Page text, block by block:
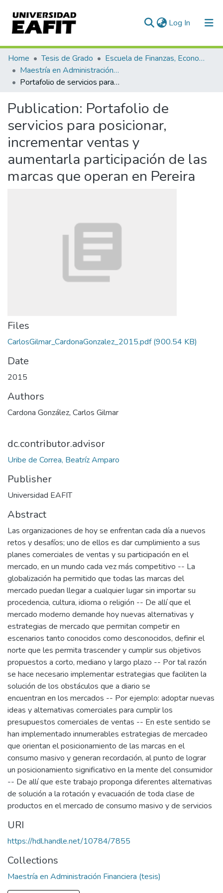
Log In (current)
Communities & Collections
All of DSpace
Home Tesis de Grado
Escuela de Finanzas, Economía y Gobierno
Maestría en Administración Financiera (tesis)
Portafolio de servicios para posicionar, incrementar ventas y aumentarla participación de las marcas que operan en Pereira
Publication: Portafolio de
servicios para posicionar,
incrementar ventas y
aumentarla participación de las
marcas que operan en Pereira
Files
CarlosGilmar_CardonaGonzalez_2015.pdf(900.54 KB)
Date
2015
Authors
Cardona González, Carlos Gilmar
dc.contributor.advisor
Uribe de Correa, Beatríz Amparo
Publisher
Universidad EAFIT
Abstract
Las organizaciones de hoy se enfrentan cada día a nuevos
retos y desafíos; uno de ellos es dar cumplimiento a sus
planes comerciales de ventas y su participación en el
mercado, en un mundo cada vez más competitivo -- La
globalización ha permitido que todas las marcas del
mercado puedan llegar a cualquier lugar sin importar su
procedencia, cultura, idioma o religión -- De allí que el
mercado moderno demande hoy nuevas alternativas y
estrategias de mercado que permitan competir en
escenarios tanto conocidos como desconocidos, definir el
norte que les permita trascender y cumplir sus objetivos
propuestos a corto, mediano y largo plazo -- Por tal razón
se hace necesario implementar estrategias que faciliten la
solución de los obstáculos que a diario se
encuentran en los mercados -- Por ejemplo: adoptar nuevas
ideas y alternativas comerciales para cumplir los
presupuestos comerciales de ventas -- En este sentido se
han implementado innumerables estrategias de mercadeo
que orientan el posicionamiento de las marcas en el
consumo masivo y generan recordación, al punto de lograr
un posicionamiento significativo en la mente del consumidor
-- De allí que este trabajo proponga diferentes alternativas
de solución a la rotación y evacuación de toda clase de
productos en el mercado de consumo masivo y de servicios
URI
https://hdl.handle.net/10784/7855
Collections
Maestría en Administración Financiera (tesis)